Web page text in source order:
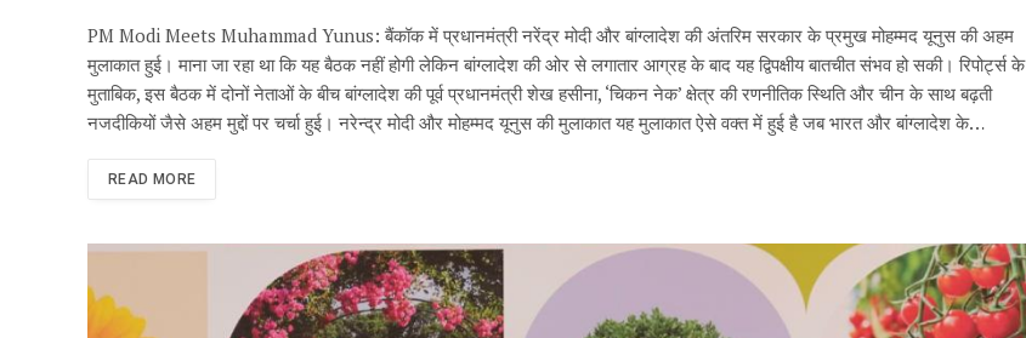
PM Modi Meets Muhammad Yunus: बैंकॉक में प्रधानमंत्री नरेंद्र मोदी और बांग्लादेश की अंतरिम सरकार के प्रमुख मोहम्मद यूनुस की अहम
मुलाकात हुई। माना जा रहा था कि यह बैठक नहीं होगी लेकिन बांग्लादेश की ओर से लगातार आग्रह के बाद यह द्विपक्षीय बातचीत संभव हो सकी। रिपोर्ट्स के
मुताबिक, इस बैठक में दोनों नेताओं के बीच बांग्लादेश की पूर्व प्रधानमंत्री शेख हसीना, ‘चिकन नेक’ क्षेत्र की रणनीतिक स्थिति और चीन के साथ बढ़ती
नजदीकियों जैसे अहम मुद्दों पर चर्चा हुई। नरेन्द्र मोदी और मोहम्मद यूनुस की मुलाकात यह मुलाकात ऐसे वक्त में हुई है जब भारत और बांग्लादेश के…
READ MORE